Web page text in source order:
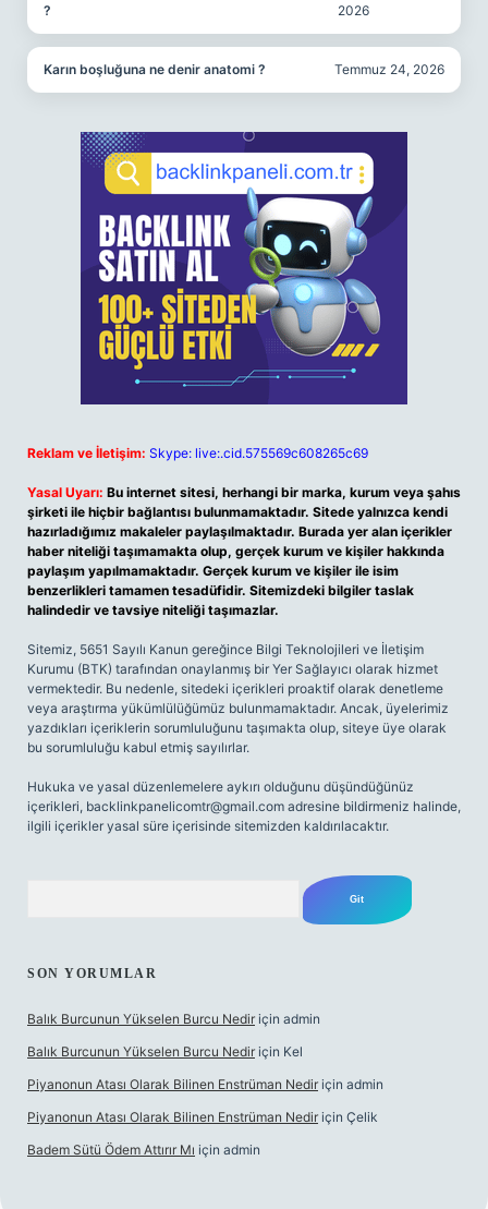
?
2026
Karın boşluğuna ne denir anatomi ? Temmuz 24, 2026
Reklam ve İletişim: Skype: live:.cid.575569c608265c69
Yasal Uyarı: Bu internet sitesi, herhangi bir marka, kurum veya şahıs
şirketi ile hiçbir bağlantısı bulunmamaktadır. Sitede yalnızca kendi
hazırladığımız makaleler paylaşılmaktadır. Burada yer alan içerikler
haber niteliği taşımamakta olup, gerçek kurum ve kişiler hakkında
paylaşım yapılmamaktadır. Gerçek kurum ve kişiler ile isim
benzerlikleri tamamen tesadüfidir. Sitemizdeki bilgiler taslak
halindedir ve tavsiye niteliği taşımazlar.
Sitemiz, 5651 Sayılı Kanun gereğince Bilgi Teknolojileri ve İletişim
Kurumu (BTK) tarafından onaylanmış bir Yer Sağlayıcı olarak hizmet
vermektedir. Bu nedenle, sitedeki içerikleri proaktif olarak denetleme
veya araştırma yükümlülüğümüz bulunmamaktadır. Ancak, üyelerimiz
yazdıkları içeriklerin sorumluluğunu taşımakta olup, siteye üye olarak
bu sorumluluğu kabul etmiş sayılırlar.
Hukuka ve yasal düzenlemelere aykırı olduğunu düşündüğünüz
içerikleri, backlinkpanelicomtr@gmail.com adresine bildirmeniz halinde,
ilgili içerikler yasal süre içerisinde sitemizden kaldırılacaktır.
SON YORUMLAR
Balık Burcunun Yükselen Burcu Nedir için admin
Balık Burcunun Yükselen Burcu Nedir için Kel
Piyanonun Atası Olarak Bilinen Enstrüman Nedir için admin
Piyanonun Atası Olarak Bilinen Enstrüman Nedir için Çelik
Badem Sütü Ödem Attırır Mı için admin